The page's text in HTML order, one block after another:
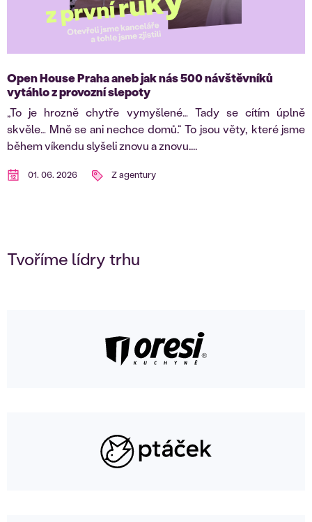
Open House Praha aneb jak nás 500 návštěvníků
vytáhlo z provozní slepoty
„To je hrozně chytře vymyšlené… Tady se cítím úplně
skvěle… Mně se ani nechce domů.“ To jsou věty, které jsme
během víkendu slyšeli znovu a znovu....
01. 06. 2026 Z agentury
Tvoříme lídry trhu